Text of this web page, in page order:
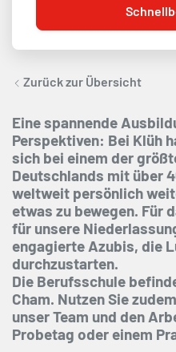
Zurück zur Übersicht
Eine spannende
Perspektiven: Bei Klüh
sich bei einem der
Deutschlands mit über
weltweit persönlich
etwas zu bewegen. Für
für unsere
engagierte Azubis, die
durchzustarten.
Die Berufsschule
Cham. Nutzen Sie
unser Team und den
Probetag oder einem